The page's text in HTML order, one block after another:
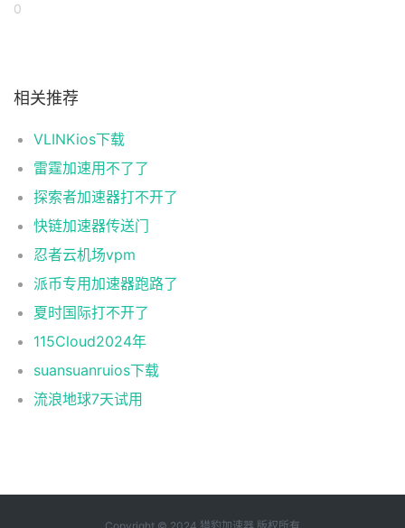
0
相关推荐
VLINKios下载
雷霆加速用不了了
探索者加速器打不开了
快链加速器传送门
忍者云机场vpm
派币专用加速器跑路了
夏时国际打不开了
115Cloud2024年
suansuanruios下载
流浪地球7天试用